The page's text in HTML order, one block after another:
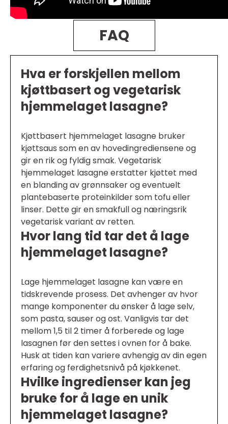
FAQ
Hva er forskjellen mellom
kjøttbasert og vegetarisk
hjemmelaget lasagne?
Kjøttbasert hjemmelaget lasagne bruker
kjøttsaus som en av hovedingrediensene og
gir en rik og fyldig smak. Vegetarisk
hjemmelaget lasagne erstatter kjøttet med
en blanding av grønnsaker og eventuelt
plantebaserte proteinkilder som tofu eller
linser. Dette gir en smakfull og næringsrik
vegetarisk variant av retten.
Hvor lang tid tar det å lage
hjemmelaget lasagne?
Lage hjemmelaget lasagne kan være en
tidskrevende prosess. Det avhenger av hvor
mange komponenter du ønsker å lage selv,
som pasta, sauser og ost. Vanligvis tar det
mellom 1,5 til 2 timer å forberede og lage
lasagnen før den settes i ovnen for å bake.
Husk at tiden kan variere avhengig av din egen
erfaring og ferdighetsnivå på kjøkkenet.
Hvilke ingredienser kan jeg
bruke for å lage en unik
hjemmelaget lasagne?